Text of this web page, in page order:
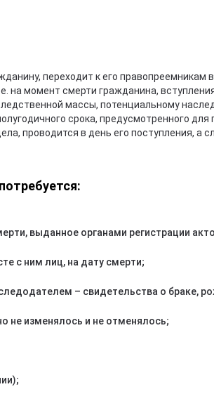
переходит к его правопреемникам
момент смерти гражданина,
массы, потенциальному
срока, предусмотренного
проводится в день его поступления, а
выданное органами регистрации
с ним лиц, на дату смерти;
– свидетельства о браке,
не изменялось и не отменялось;